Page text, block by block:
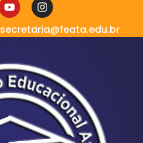
secretaria@feata.edu.br